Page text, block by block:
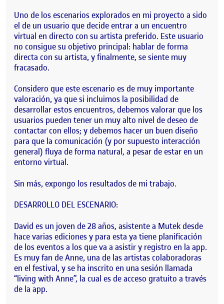
Uno de los escenarios explorados en mi proyecto a sido
el de un usuario que decide entrar a un encuentro
virtual en directo con su artista preferido. Este usuario
no consigue su objetivo principal: hablar de forma
directa con su artista, y finalmente, se siente muy
fracasado.
Considero que este escenario es de muy importante
valoración, ya que si incluimos la posibilidad de
desarrollar estos encuentros, debemos valorar que los
usuarios pueden tener un muy alto nivel de deseo de
contactar con ellos; y debemos hacer un buen diseño
para que la comunicación (y por supuesto interacción
general) fluya de forma natural, a pesar de estar en un
entorno virtual.
Sin más, expongo los resultados de mi trabajo.
DESARROLLO DEL ESCENARIO:
David es un joven de 28 años, asistente a Mutek desde
hace varias ediciones y para esta ya tiene planificación
de los eventos a los que va a asistir y registro en la app.
Es muy fan de Anne, una de las artistas colaboradoras
en el festival, y se ha inscrito en una sesión llamada
“living with Anne”, la cual es de acceso gratuito a través
de la app.